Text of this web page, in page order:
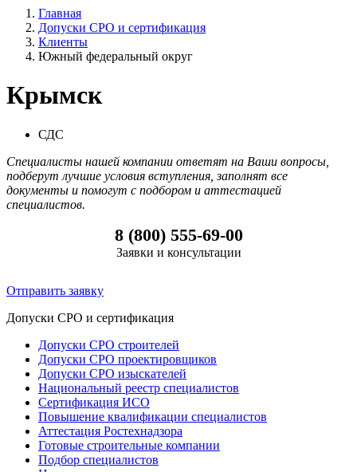
Главная
Допуски СРО и сертификация
Клиенты
Южный федеральный округ
Крымск
СДС
Специалисты нашей компании ответят на Ваши вопросы,
подберут лучшие условия вступления, заполнят все
документы и помогут с подбором и аттестацией
специалистов.
8 (800) 555-69-00
Заявки и консультации
Отправить заявку
Допуски СРО и сертификация
Допуски СРО строителей
Допуски СРО проектировщиков
Допуски СРО изыскателей
Национальный реестр специалистов
Сертификация ИСО
Повышение квалификации специалистов
Аттестация Ростехнадзора
Готовые строительные компании
Подбор специалистов